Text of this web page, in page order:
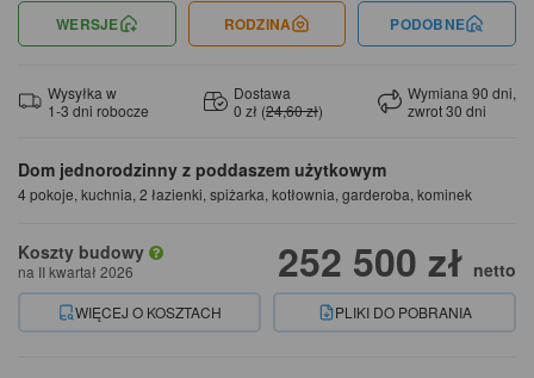
Dom jednorodzinny z poddaszem użytkowym
4 pokoje, kuchnia, 2 łazienki, spiżarka, kotłownia, garderoba, kominek
Koszty budowy
na II kwartał 2026 252 500 zł netto
WIĘCEJ O KOSZTACH PLIKI DO POBRANIA
WERSJE RODZINA PODOBNE
Wysyłka w
1-3 dni robocze
Dostawa
0 zł (24,60 zł)
Wymiana 90 dni,
zwrot 30 dni